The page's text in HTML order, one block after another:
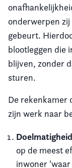
onderwerpen
gebeurt.
blootleggen die
blijven, zonder
sturen.
De rekenkamer
zijn werk naar
Doelmatigheid
op de meest
inwoner